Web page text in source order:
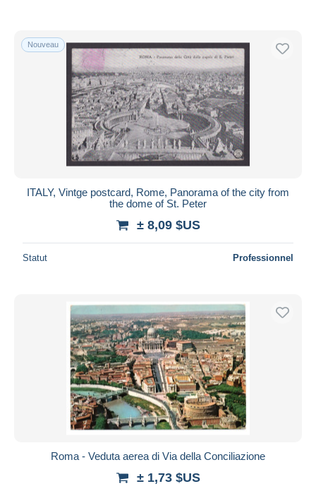
Nouveau
ITALY, Vintge postcard, Rome, Panorama of the city from
the dome of St. Peter
± 8,09 $US
Statut Professionnel
Roma - Veduta aerea di Via della Conciliazione
± 1,73 $US